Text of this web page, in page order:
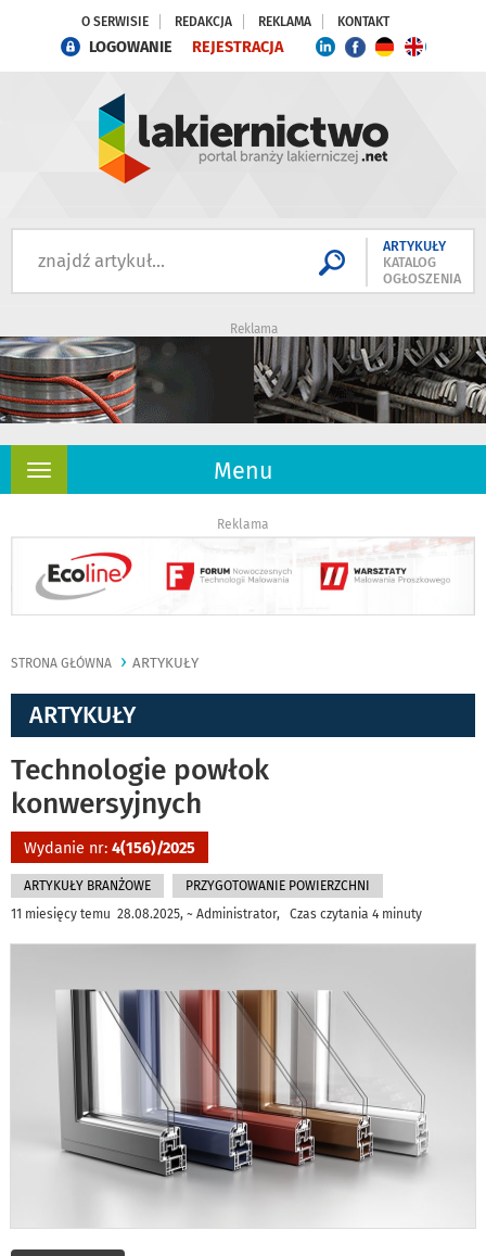
O SERWISIE REDAKCJA REKLAMA KONTAKT
LOGOWANIE REJESTRACJA
ARTYKUŁY
KATALOG
OGŁOSZENIA
Reklama
Menu
Rozwiń
Reklama
STRONA GŁÓWNA ARTYKUŁY
ARTYKUŁY
Technologie powłok
konwersyjnych
Wydanie nr: 4(156)/2025
ARTYKUŁY BRANŻOWE
PRZYGOTOWANIE POWIERZCHNI
11 miesięcy temu 28.08.2025, ~ Administrator, Czas czytania 4 minuty